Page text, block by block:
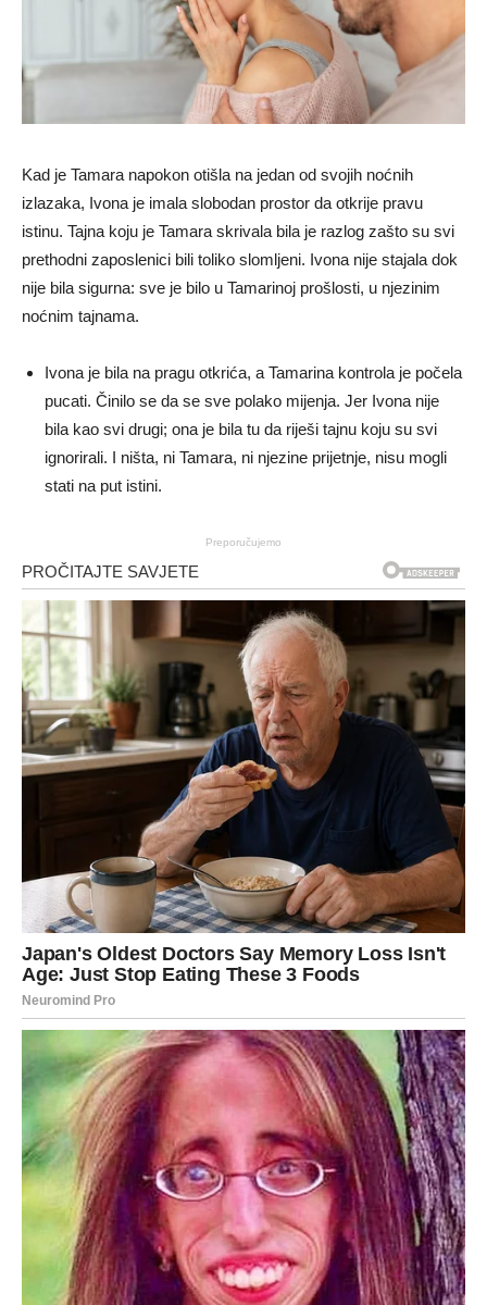
Kad je Tamara napokon otišla na jedan od svojih noćnih
izlazaka, Ivona je imala slobodan prostor da otkrije pravu
istinu. Tajna koju je Tamara skrivala bila je razlog zašto su svi
prethodni zaposlenici bili toliko slomljeni. Ivona nije stajala dok
nije bila sigurna: sve je bilo u Tamarinoj prošlosti, u njezinim
noćnim tajnama.
Ivona je bila na pragu otkrića, a Tamarina kontrola je počela
pucati. Činilo se da se sve polako mijenja. Jer Ivona nije
bila kao svi drugi; ona je bila tu da riješi tajnu koju su svi
ignorirali. I ništa, ni Tamara, ni njezine prijetnje, nisu mogli
stati na put istini.
Preporučujemo